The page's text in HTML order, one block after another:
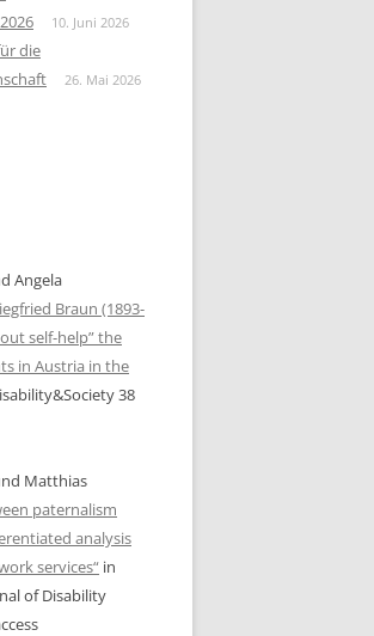
ARBEITSMARKTS IN ÖSTERREICH
HEINRICH, ELISA: „GESCHLECHT:
WORLD WILL FINALLY SEE US AS
WE ARE”—DIS/ABILITY AND LIFE
WRITING: TAKING CONTROL OF
THE NARRATIVE IN ALICE WONG’S
YEAR OF THE TIGER (2022)
JUGENDHILFEEINRICHTUNGEN.
PERSPEKTIVEN VON
KINDERN UND JUGENDLICHEN
BEITRAG NIKOLAUS HAUER &
10. Juni 2026
die
26. Mai 2026
Angela
Braun (1893-
self-help” the
in Austria in the
38
Matthias
paternalism
analysis
services“ in
of Disability